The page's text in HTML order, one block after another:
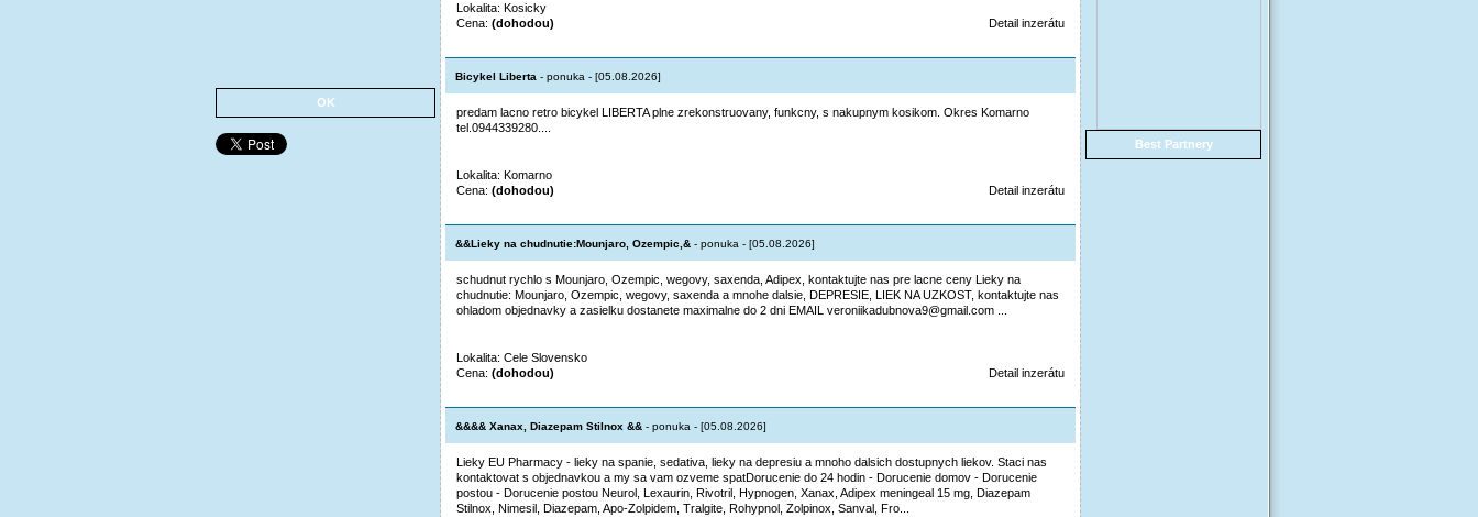
OK
Lokalita: Kosicky
Cena: (dohodou) Detail inzerátu
Bicykel Liberta - ponuka - [05.08.2026]
predam lacno retro bicykel LIBERTA plne zrekonstruovany, funkcny, s nakupnym kosikom. Okres Komarno
tel.0944339280....
Lokalita: Komarno
Cena: (dohodou) Detail inzerátu
&&Lieky na chudnutie:Mounjaro, Ozempic,& - ponuka - [05.08.2026]
schudnut rychlo s Mounjaro, Ozempic, wegovy, saxenda, Adipex, kontaktujte nas pre lacne ceny Lieky na
chudnutie: Mounjaro, Ozempic, wegovy, saxenda a mnohe dalsie, DEPRESIE, LIEK NA UZKOST, kontaktujte nas
ohladom objednavky a zasielku dostanete maximalne do 2 dni EMAIL veroniikadubnova9@gmail.com ...
Lokalita: Cele Slovensko
Cena: (dohodou) Detail inzerátu
&&&& Xanax, Diazepam Stilnox && - ponuka - [05.08.2026]
Lieky EU Pharmacy - lieky na spanie, sedativa, lieky na depresiu a mnoho dalsich dostupnych liekov. Staci nas
kontaktovat s objednavkou a my sa vam ozveme spatDorucenie do 24 hodin - Dorucenie domov - Dorucenie
postou - Dorucenie postou Neurol, Lexaurin, Rivotril, Hypnogen, Xanax, Adipex meningeal 15 mg, Diazepam
Stilnox, Nimesil, Diazepam, Apo-Zolpidem, Tralgite, Rohypnol, Zolpinox, Sanval, Fro...
Best Partnery